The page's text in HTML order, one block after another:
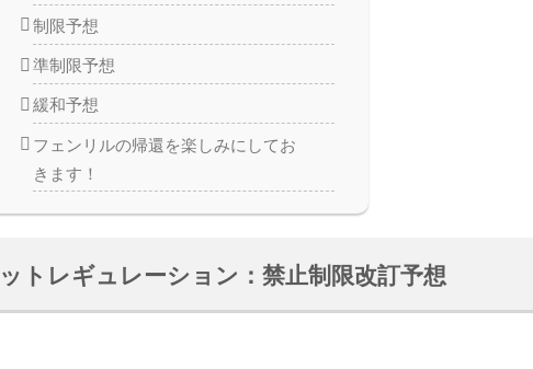
制限予想
準制限予想
緩和予想
フェンリルの帰還を楽しみにしてお
きます！
トレギュレーション：禁止制限改訂予想